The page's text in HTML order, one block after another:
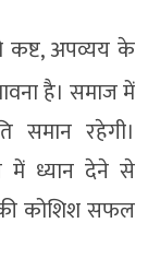
कष्ट, अपव्यय के
है। समाज में
समान रहेगी।
में ध्यान देने से
कोशिश सफल